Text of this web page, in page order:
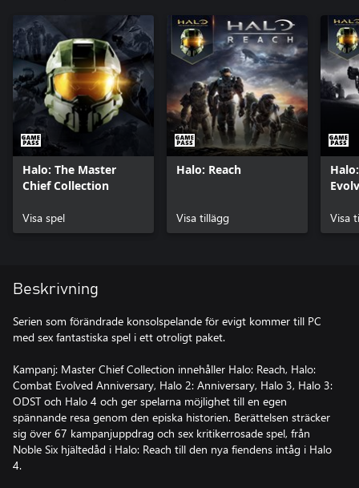
Halo: The Master
Chief Collection
Visa spel
Halo: Reach
Visa tillägg Visa
Beskrivning
Serien som förändrade konsolspelande för evigt kommer till PC
med sex fantastiska spel i ett otroligt paket.
Kampanj: Master Chief Collection innehåller Halo: Reach, Halo:
Combat Evolved Anniversary, Halo 2: Anniversary, Halo 3, Halo 3:
ODST och Halo 4 och ger spelarna möjlighet till en egen
spännande resa genom den episka historien. Berättelsen sträcker
sig över 67 kampanjuppdrag och sex kritikerrosade spel, från
Noble Six hjältedåd i Halo: Reach till den nya fiendens intåg i Halo
4.